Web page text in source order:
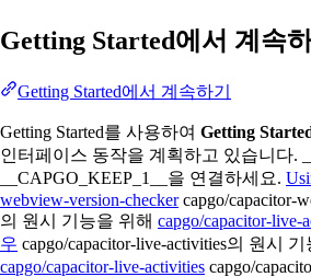
Getting Started에서 계속하
Getting Started에서 계속하기
Getting Started를 사용하여 Getting
인터페이스 동작을 계획하고 있습니다.
__CAPGO_KEEP_1__을 연결하세요.
webview-version-checkercapgo/capacitor-
의 원시 기능을 위해 capgo/capacitor-
우 capgo/capacitor-live-activities의 원시
capgo/capacitor-live-activities capgo/